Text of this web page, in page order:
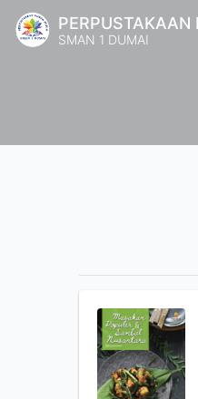
PERPUSTAKAAN
SMAN 1 DUMAI